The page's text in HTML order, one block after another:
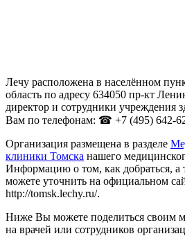
Лечу расположена в населённом
область по адресу 634050 пр-кт
директор и сотрудники учреждения
Вам по телефонам: ☎ +7 (495) 642-
Организация размещена в разделе
клиники Томска нашего
Информацию о том, как добраться,
можете уточнить на официальном
http://tomsk.lechy.ru/.
Ниже Вы можете поделиться своим
на врачей или сотрудников